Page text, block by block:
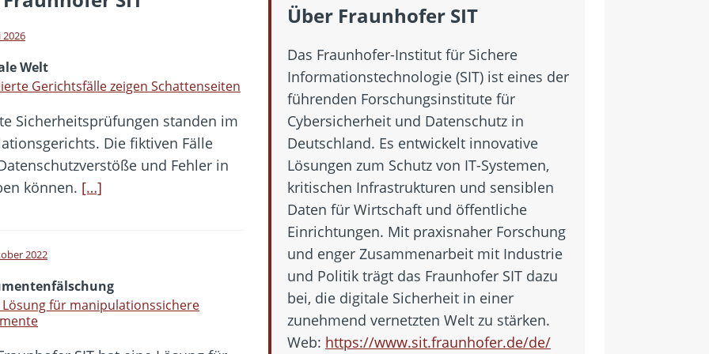
aktive Phishing-Plattform „Kratos“ – Hunderttausende Opfer
Verbraucher gestärkt – Gerichtsurteil zu Apple
2026
Welt
Gerichtsfälle zeigen Schattenseiten
Sicherheitsprüfungen standen im
Die fiktiven Fälle
und Fehler in
können. […]
2022
Lösung für manipulationssichere
Über Fraunhofer SIT
Das Fraunhofer-Institut für Sichere
Informationstechnologie (SIT) ist eines der
führenden Forschungsinstitute für
Cybersicherheit und Datenschutz in
Deutschland. Es entwickelt innovative
Lösungen zum Schutz von IT-Systemen,
kritischen Infrastrukturen und sensiblen
Daten für Wirtschaft und öffentliche
Einrichtungen. Mit praxisnaher Forschung
und enger Zusammenarbeit mit Industrie
und Politik trägt das Fraunhofer SIT dazu
bei, die digitale Sicherheit in einer
zunehmend vernetzten Welt zu stärken.
Web: https://www.sit.fraunhofer.de/de/